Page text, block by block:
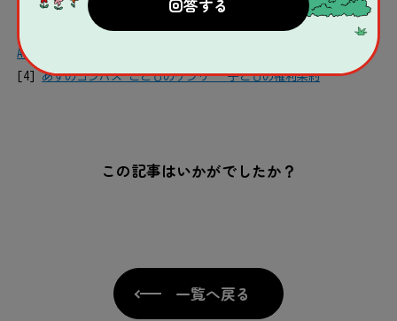
出典：
Buenos Aires Herald – Día de las Infancias:
Argentina celebrates childhood (August 23, 2023)
[4]あすのコンパス こどものケンリ – 子どもの権利条約
この記事はいかがでしたか？
一覧へ戻る